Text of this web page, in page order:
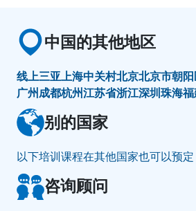
中国的其他地区
线上三亚上海中关村北京北京市朝
广州成都杭州江苏省浙江深圳珠海
别的国家
以下培训课程在其他国家也可以预定
咨询顾问